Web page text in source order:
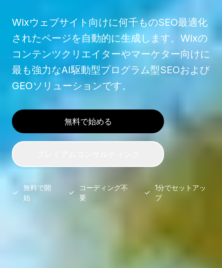
Wixウェブサイト向けに何千ものSEO最適化
されたページを自動的に生成します。Wixの
コンテンツクリエイターやマーケター向けに
最も強力なAI駆動型プログラム型SEOおよび
GEOソリューションです。
無料で始める
無料で開
始
コーディング不
要
1分でセットアッ
プ